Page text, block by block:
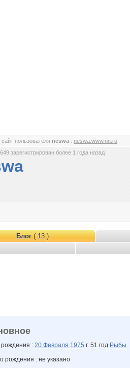
пользователя neswa : neswa.www.nn.ru
зарегистрирован более 1 года назад
Блог( 13 )
: 20 Февраля 1975 г. 51 год Рыбы
рождения : не указано